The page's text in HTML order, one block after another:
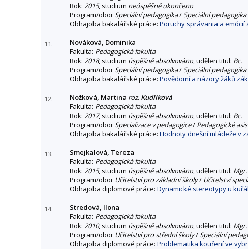
Rok: 2015, studium neúspěšně ukončeno
Program/oborSpeciální pedagogika/Speciální pedagogika
Obhajoba bakalářské práce: Poruchy správania a
11.
Nováková, Dominika
Fakulta: Pedagogická fakulta
Rok: 2018, studium úspěšně absolvováno, udělen titul: Bc.
Program/oborSpeciální pedagogika/Speciální pedagogika
Obhajoba bakalářské práce: Povědomí a názory žáků
12. Nožková, Martina roz. Kudlíková
Fakulta: Pedagogická fakulta
Rok: 2017, studium úspěšně absolvováno, udělen titul: Bc.
Program/oborSpecializace v pedagogice/ Pedagogické
Obhajoba bakalářské práce: Hodnoty dnešní mládeže v
13.
Smejkalová, Tereza
Fakulta: Pedagogická fakulta
Rok: 2015, studium úspěšně absolvováno, udělen titul: Mgr.
Program/obor Učitelství pro základní školy/ Učitelství
Obhajoba diplomové práce: Dynamické stereotypy u
14.
Stredová, Ilona
Fakulta: Pedagogická fakulta
Rok: 2010, studium úspěšně absolvováno, udělen titul: Mgr.
Program/obor Učitelství pro střední školy/Speciální
Obhajoba diplomové práce: Problematika kouření ve